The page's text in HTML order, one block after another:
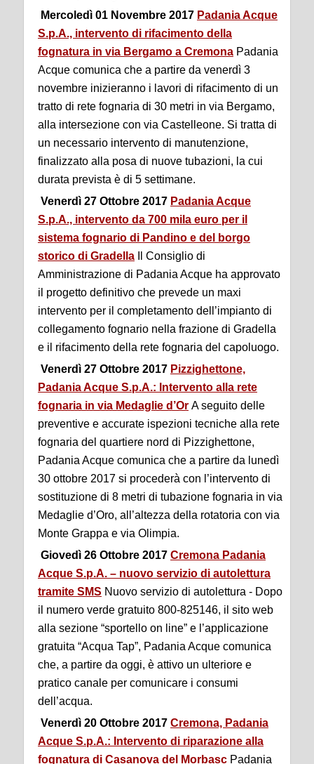
Mercoledì 01 Novembre 2017 Padania Acque
S.p.A., intervento di rifacimento della
fognatura in via Bergamo a Cremona Padania
Acque comunica che a partire da venerdì 3
novembre inizieranno i lavori di rifacimento di un
tratto di rete fognaria di 30 metri in via Bergamo,
alla intersezione con via Castelleone. Si tratta di
un necessario intervento di manutenzione,
finalizzato alla posa di nuove tubazioni, la cui
durata prevista è di 5 settimane.
Venerdì 27 Ottobre 2017 Padania Acque
S.p.A., intervento da 700 mila euro per il
sistema fognario di Pandino e del borgo
storico di Gradella
Il Consiglio di
Amministrazione di Padania Acque ha approvato
il progetto definitivo che prevede un maxi
intervento per il completamento dell’impianto di
collegamento fognario nella frazione di Gradella
e il rifacimento della rete fognaria del capoluogo.
Venerdì 27 Ottobre 2017 Pizzighettone,
Padania Acque S.p.A.: Intervento alla rete
fognaria in via Medaglie d’Or A seguito delle
preventive e accurate ispezioni tecniche alla rete
fognaria del quartiere nord di Pizzighettone,
Padania Acque comunica che a partire da lunedì
30 ottobre 2017 si procederà con l’intervento di
sostituzione di 8 metri di tubazione fognaria in via
Medaglie d’Oro, all’altezza della rotatoria con via
Monte Grappa e via Olimpia.
Giovedì 26 Ottobre 2017 Cremona Padania
Acque S.p.A. – nuovo servizio di autolettura
tramite SMS Nuovo servizio di autolettura - Dopo
il numero verde gratuito 800-825146, il sito web
alla sezione “sportello on line” e l’applicazione
gratuita “Acqua Tap”, Padania Acque comunica
che, a partire da oggi, è attivo un ulteriore e
pratico canale per comunicare i consumi
dell’acqua.
Venerdì 20 Ottobre 2017 Cremona, Padania
Acque S.p.A.: Intervento di riparazione alla
fognatura di Casanova del Morbasc Padania